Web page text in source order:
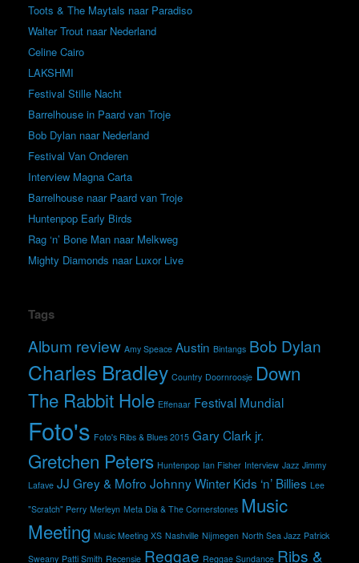
Toots & The Maytals naar Paradiso
Walter Trout naar Nederland
Celine Cairo
LAKSHMI
Festival Stille Nacht
Barrelhouse in Paard van Troje
Bob Dylan naar Nederland
Festival Van Onderen
Interview Magna Carta
Barrelhouse naar Paard van Troje
Huntenpop Early Birds
Rag ‘n’ Bone Man naar Melkweg
Mighty Diamonds naar Luxor Live
Tags
Album review Amy Speace Austin Bintangs Bob Dylan
Charles Bradley Country Doornroosje Down
The Rabbit Hole Effenaar Festival Mundial
Foto's Foto's Ribs & Blues 2015 Gary Clark jr.
Gretchen Peters Huntenpop Ian Fisher Interview Jazz Jimmy
Lafave JJ Grey & Mofro Johnny Winter Kids ‘n’ Billies Lee
"Scratch" Perry Merleyn Meta Dia & The Cornerstones Music
Meeting Music Meeting XS Nashville Nijmegen North Sea Jazz Patrick
Sweany Patti Smith Recensie Reggae Reggae Sundance Ribs &